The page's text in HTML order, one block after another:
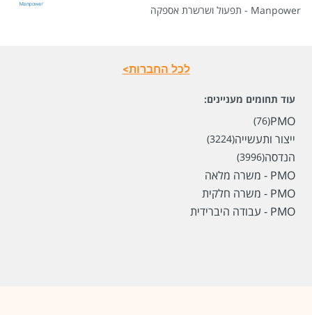
Manpower - תפעול ושרשרת אספקה
לכל החברות>
עוד תחומים מעניינים:
PMO
(76)
ייצור ותעשייה(3224)
הנדסה(3996)
PMO - משרה מלאה
PMO - משרה חלקית
PMO - עבודה היברידית